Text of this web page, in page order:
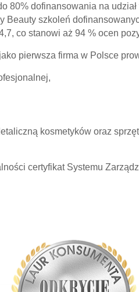
80% dofinansowania na
szkoleń
co stanowi aż 94 % ocen
pierwsza firma w Polsce
kosmetyków oraz
certyfikat Systemu